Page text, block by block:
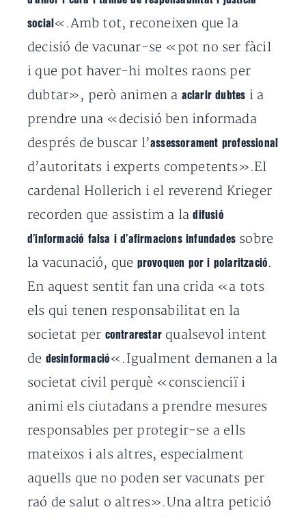
social «.Amb tot, reconeixen que la
decisió de vacunar-se «pot no ser fàcil
i que pot haver-hi moltes raons per
dubtar», però animen a aclarir dubtes i a
prendre una «decisió ben informada
després de buscar l’assessorament professional
d’autoritats i experts competents».El
cardenal Hollerich i el reverend Krieger
recorden que assistim a la difusió
d’informació falsa i d’afirmacions infundades sobre
la vacunació, que provoquen por i polarització .
En aquest sentit fan una crida «a tots
els qui tenen responsabilitat en la
societat per contrarestar qualsevol intent
de desinformació «.Igualment demanen a la
societat civil perquè «conscienciï i
animi els ciutadans a prendre mesures
responsables per protegir-se a ells
mateixos i als altres, especialment
aquells que no poden ser vacunats per
raó de salut o altres».Una altra petició